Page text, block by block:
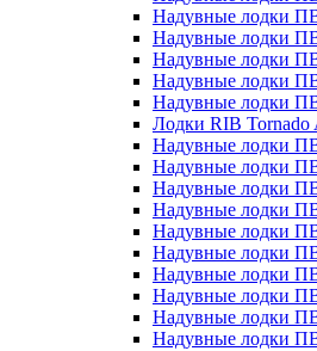
Надувные лодки
Надувные лодки
Надувные лодки
Надувные лодки
Надувные лодки
Лодки RIB Tornado
Надувные лодки
Надувные лодки
Надувные лодки
Надувные лодки
Надувные лодки
Надувные лодки
Надувные лодки
Надувные лодки
Надувные лодки
Надувные лодки